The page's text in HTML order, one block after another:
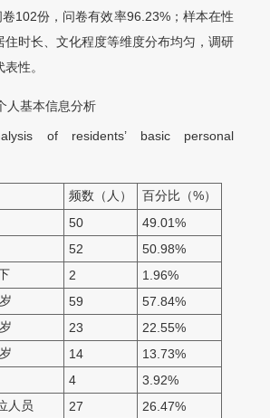
102份，问卷有效率96.23%；样本在性
住时长、文化程度等维度分布均匀，调研
性。
人基本信息分析
of residents’ basic personal
频数（人） 百分比（%）
50
49.01%
52 50.98%
2
1.96%
59
57.84%
23
22.55%
14
13.73%
4 3.92%
人员 27
26.47%